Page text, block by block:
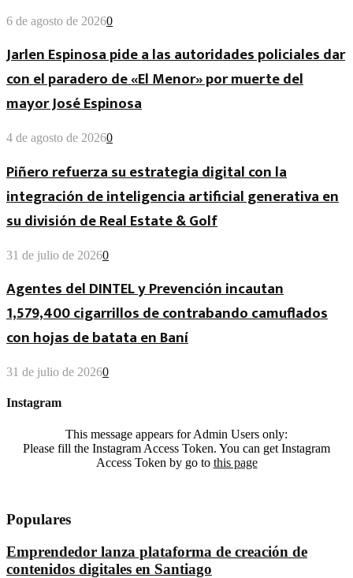
6 de agosto de 20260
Jarlen Espinosa pide a las autoridades policiales dar
con el paradero de «El Menor» por muerte del
mayor José Espinosa
4 de agosto de 20260
Piñero refuerza su estrategia digital con la
integración de inteligencia artificial generativa en
su división de Real Estate & Golf
31 de julio de 20260
Agentes del DINTEL y Prevención incautan
1,579,400 cigarrillos de contrabando camuflados
con hojas de batata en Baní
31 de julio de 20260
Instagram
This message appears for Admin Users only:
Please fill the Instagram Access Token. You can get Instagram
Access Token by go to this page
Populares
Emprendedor lanza plataforma de creación de
contenidos digitales en Santiago